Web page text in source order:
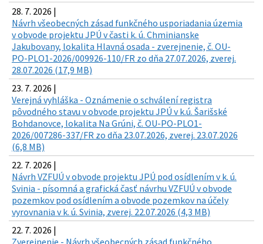
28. 7. 2026 |
Návrh všeobecných zásad funkčného usporiadania územia
v obvode projektu JPÚ v časti k. ú. Chminianske
Jakubovany, lokalita Hlavná osada - zverejnenie, č. OU-
PO-PLO1-2026/009926-110/FR zo dňa 27.07.2026, zverej.
28.07.2026 (17,9 MB)
23. 7. 2026 |
Verejná vyhláška - Oznámenie o schválení registra
pôvodného stavu v obvode projektu JPÚ v k.ú. Šarišské
Bohdanovce, lokalita Na Grúni, č. OU-PO-PLO1-
2026/007286-337/FR zo dňa 23.07.2026, zverej. 23.07.2026
(6,8 MB)
22. 7. 2026 |
Návrh VZFUÚ v obvode projektu JPÚ pod osídlením v k. ú.
Svinia - písomná a grafická časť návrhu VZFUÚ v obvode
pozemkov pod osídlením a obvode pozemkov na účely
vyrovnania v k. ú. Svinia, zverej. 22.07.2026 (4,3 MB)
22. 7. 2026 |